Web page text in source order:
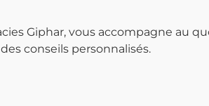
Giphar, vous accompagne au
conseils personnalisés.